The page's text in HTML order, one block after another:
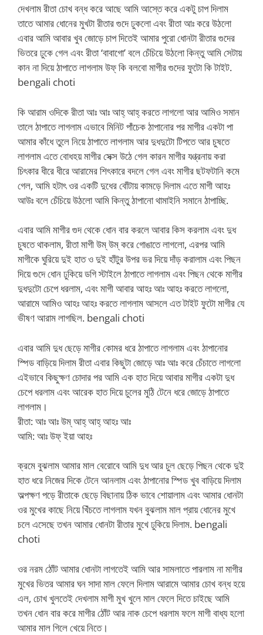
দেখলাম রীতা চোখ বন্ধ করে আছে আমি আস্তে করে একটু চাপ দিলাম
তাতে আমার ধোনের মুখটা রীতার গুদে ঢুকলো এবং রীতা আঃ করে উঠলো
এবার আমি আবার খুব জোড়ে চাপ দিতেই আমার পুরো ধোনটা রীতার গুদের
ভিতরে ঢুকে গেল এবং রীতা ‘বাবাগো’ বলে চেঁচিয়ে উঠলো কিন্তু আমি সেটায়
কান না দিয়ে ঠাপাতে লাগলাম উফ্ কি বলবো মাগীর গুদের ফুটো কি টাইট.
bengali choti
কি আরাম ওদিকে রীতা আঃ আঃ আহ্ আহ্ করতে লাগলো আর আমিও সমান
তালে ঠাপাতে লাগলাম এভাবে মিনিট পাঁচেক ঠাপানোর পর মাগীর একটা পা
আমার কাঁধে তুলে নিয়ে ঠাপাতে লাগলাম আর দুধদুটো টিপতে আর চুষতে
লাগলাম এতে বোধহয় মাগীর সেক্স উঠে গেল কারন মাগীর যণ্ত্রনায় করা
চিৎকার ধীরে ধীরে আরামের শিৎকারে বদলে গেল এবং মাগীর ছটফটানি কমে
গেল, আমি হটাৎ ওর একটি দুধের বোঁটায় কামড়ে দিলাম এতে মাগী আহঃ
আউঃ বলে চেঁচিয়ে উঠলো আমি কিন্তু ঠাপানো থামাইনি সমানে ঠাপাচ্ছি.
এবার আমি মাগীর গুদ থেকে ধোন বার করলে আবার কিস করলাম এবং দুধ
চুষতে থাকলাম, রীতা মাগী উম্ উম্ করে গোঙাতে লাগলো, এরপর আমি
মাগীকে ঘুরিয়ে দুই হাত ও দুই হাঁটুর উপর ভর দিয়ে দাঁড় করালাম এবং পিছন
দিয়ে গুদে ধোন ঢুকিয়ে ডগি স্টাইলে ঠাপাতে লাগলাম এবং পিছন থেকে মাগীর
দুধদুটো চেপে ধরলাম, এবং মাগী আবার আহঃ আঃ আহঃ করতে লাগলো,
আরামে আমিও আহঃ আহঃ করতে লাগলাম আসলে এত টাইট ফুটো মাগীর যে
ভীষণ আরাম লাগছিল. bengali choti
এবার আমি দুধ ছেড়ে মাগীর কোমর ধরে ঠাপাতে লাগলাম এবং ঠাপানোর
স্পিড বাড়িয়ে দিলাম রীতা এবার কিছুটা জোড়ে আঃ আঃ করে চেঁচাতে লাগলো
এইভাবে কিছুক্ষণ চোদার পর আমি এক হাত দিয়ে আবার মাগীর একটা দুধ
চেপে ধরলাম এবং আরেক হাত দিয়ে চুলের মুঠি টেনে ধরে জোড়ে ঠাপাতে
লাগলাম।
রীতা: আঃ আঃ উম্ আহ্ আহ্ আহঃ আঃ
আমি: আঃ উফ্ ইয়া আহঃ
ক্রমে বুঝলাম আমার মাল বেরোবে আমি দুধ আর চুল ছেড়ে পিছন থেকে দুই
হাত ধরে নিজের দিকে টেনে আনলাম এবং ঠাপানোর স্পিড খুব বাড়িয়ে দিলাম
অল্পক্ষণ পড়ে রীতাকে ছেড়ে বিছানায় ঠিক ভাবে শোয়ালাম এবং আমার ধোনটা
ওর মুখের কাছে নিয়ে খিঁচতে লাগলাম যখন বুঝলাম মাল প্রায় ধোনের মুখে
চলে এসেছে তখন আমার ধোনটা রীতার মুখে ঢুকিয়ে দিলাম. bengali
choti
ওর নরম ঠোঁট আমার ধোনটা লাগতেই আমি আর সামলাতে পারলাম না মাগীর
মুখের ভিতর আমার ঘন সাদা মাল ফেলে দিলাম আরামে আমার চোখ বন্ধ হয়ে
এল, চোখ খুলতেই দেখলাম মাগী মুখ খুলে মাল ফেলে দিতে চাইছে আমি
তখন ধোন বার করে মাগীর ঠোঁট আর নাক চেপে ধরলাম ফলে মাগী বাধ্য হলো
আমার মাল গিলে খেয়ে নিতে।